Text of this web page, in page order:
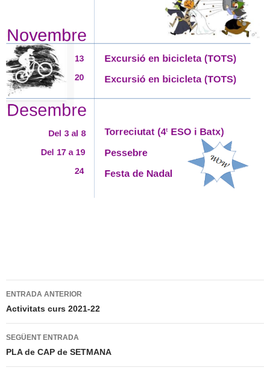
Navegació
per
les
entrades
ENTRADA ANTERIOR
Activitats curs 2021-22
SEGÜENT ENTRADA
PLA de CAP de SETMANA